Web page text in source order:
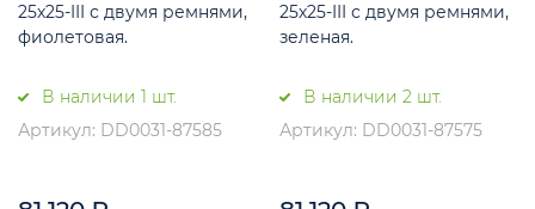
25х25-III с двумя ремнями,
фиолетовая.
В наличии 1 шт.
Артикул: DD0031-87585
25х25-III с двумя ремнями,
зеленая.
В наличии 2 шт.
Артикул: DD0031-87575